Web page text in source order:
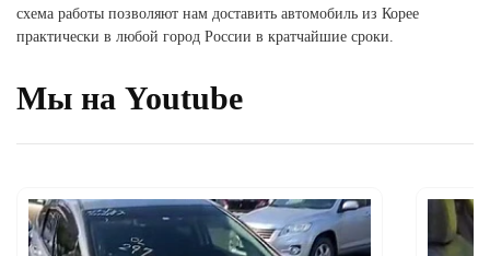
схема работы позволяют нам доставить автомобиль из Корее
практически в любой город России в кратчайшие сроки.
Мы на Youtube